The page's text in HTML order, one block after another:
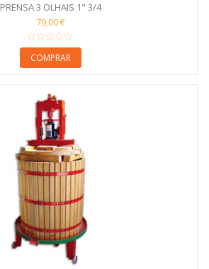
PRENSA 3 OLHAIS 1" 3/4
79,00 €
COMPRAR